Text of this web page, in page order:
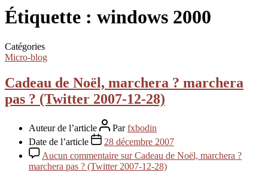
Étiquette : windows 2000
Catégories
Micro-blog
Cadeau de Noël, marchera ? marchera
pas ? (Twitter 2007-12-28)
Auteur de l’article Parfxbodin
Date de l’article
28 décembre 2007
Aucun commentaire sur Cadeau de Noël, marchera ?
marchera pas ? (Twitter 2007-12-28)